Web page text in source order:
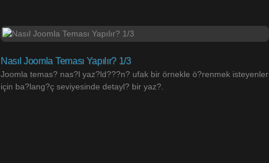
Nasıl Joomla Teması Yapılır? 1/3
Joomla temas? nas?l yaz?ld???n? ufak bir örnekle ö?renmek isteyenler
için ba?lang?ç seviyesinde detayl? bir yaz?.